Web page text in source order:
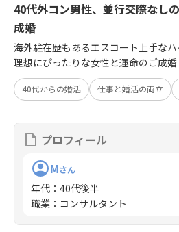
40代外コン男性、並行交際なし
成婚
海外駐在歴もあるエスコート上手な
理想にぴったりな女性と運命のご成婚
40代からの婚活 仕事と婚活の両立
プロフィール
Mさん
年代 ： 40代後半
職業 ： コンサルタント